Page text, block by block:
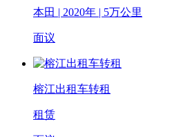
本田 | 2020年 | 5万公里
面议
榕江出租车转租
租赁